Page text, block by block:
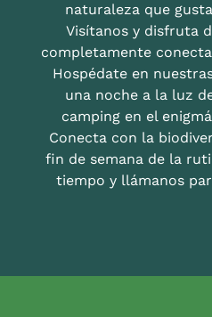
naturaleza que
Visítanos y disfruta
completamente
Hospédate en
una noche a la luz
camping en el
Conecta con la
fin de semana de la
tiempo y llámanos